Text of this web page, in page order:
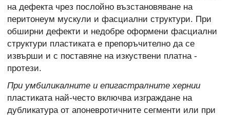
на дефекта чрез послойно възстановяване на
перитонеум мускули и фасциални структури. При
обширни дефекти и недобре оформени фасциални
структури пластиката е препоръчително да се
извърши и с поставяне на изкуствени платна -
протези.
При умбиликалните и епигастралните хернии
пластиката най-често включва изграждане на
дубликатура от апоневротичните сегменти или при